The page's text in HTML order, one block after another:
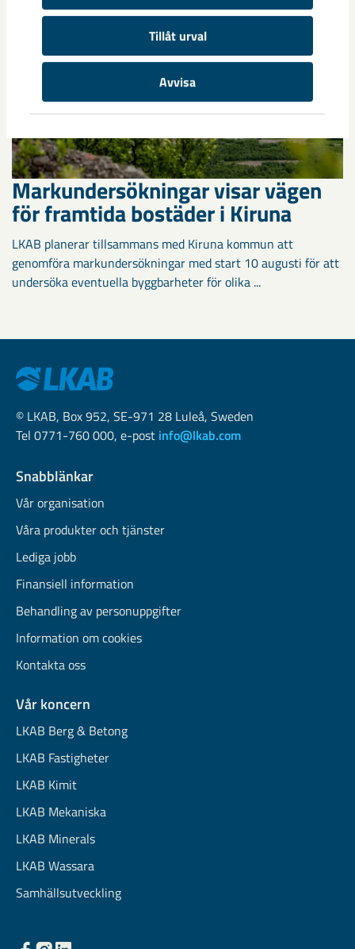
Tillåt urval
Avvisa
Markundersökningar visar vägen
för framtida bostäder i Kiruna
LKAB planerar tillsammans med Kiruna kommun att
genomföra markundersökningar med start 10 augusti för att
undersöka eventuella byggbarheter för olika ...
© LKAB, Box 952, SE-971 28 Luleå, Sweden
Tel 0771-760 000, e-post info@lkab.com
Snabblänkar
Vår organisation
Våra produkter och tjänster
Lediga jobb
Finansiell information
Behandling av personuppgifter
Information om cookies
Kontakta oss
Vår koncern
LKAB Berg & Betong
LKAB Fastigheter
LKAB Kimit
LKAB Mekaniska
LKAB Minerals
LKAB Wassara
Samhällsutveckling